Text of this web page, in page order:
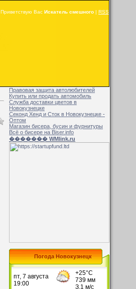
Приветствую Вас Искатель смешного | RSS
Правовая защита автолюбителей
Купить или продать автомобиль
Служба доставки цветов в
Новокузнецке
Секонд Хенд и Сток в Новокузнецке -
Оптом
Магазин бисера, бусин и фурнитуры
Всё о бисере на Biser.info
������� WMlink.ru
Погода Новокузнецк